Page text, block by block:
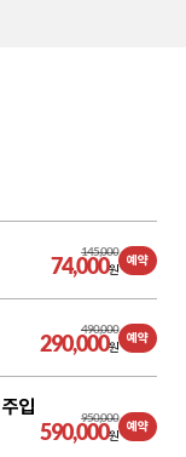
145,000
74,000원
예약
490,000
290,000원
예약
입
950,000
590,000원
예약